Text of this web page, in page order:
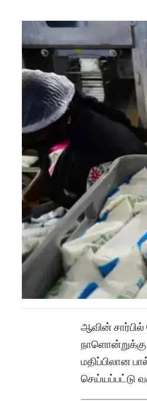
ஆவின் சார்பில்
நாளொன்றுக்கு
மதிப்பிலான
செய்யப்பட்டு